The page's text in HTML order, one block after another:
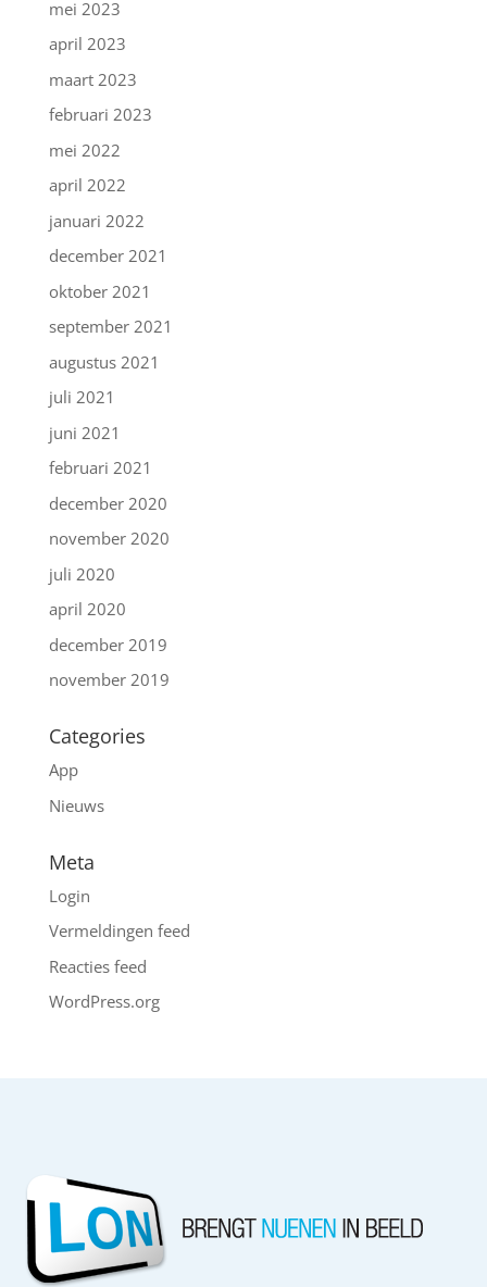
mei 2023
april 2023
maart 2023
februari 2023
mei 2022
april 2022
januari 2022
december 2021
oktober 2021
september 2021
augustus 2021
juli 2021
juni 2021
februari 2021
december 2020
november 2020
juli 2020
april 2020
december 2019
november 2019
Categories
App
Nieuws
Meta
Login
Vermeldingen feed
Reacties feed
WordPress.org